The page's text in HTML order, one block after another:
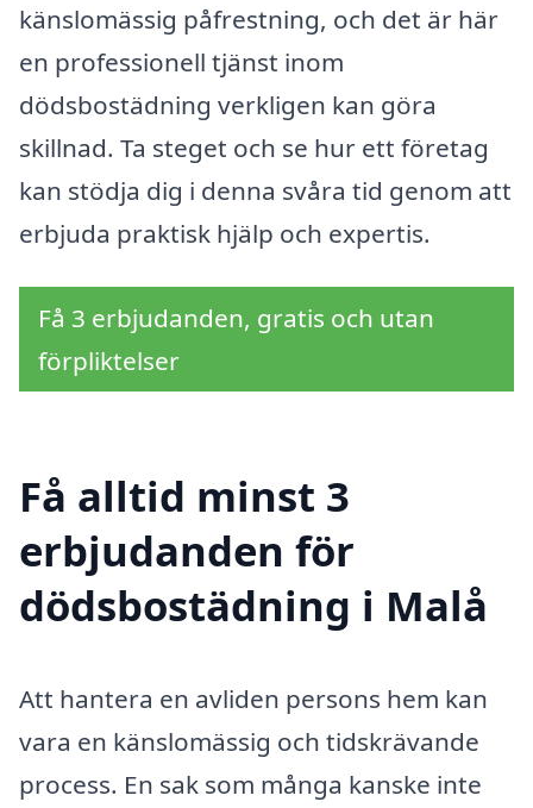
känslomässig påfrestning, och det är här
en professionell tjänst inom
dödsbostädning verkligen kan göra
skillnad. Ta steget och se hur ett företag
kan stödja dig i denna svåra tid genom att
erbjuda praktisk hjälp och expertis.
Få 3 erbjudanden, gratis och utan
förpliktelser
Få alltid minst 3
erbjudanden för
dödsbostädning i Malå
Att hantera en avliden persons hem kan
vara en känslomässig och tidskrävande
process. En sak som många kanske inte